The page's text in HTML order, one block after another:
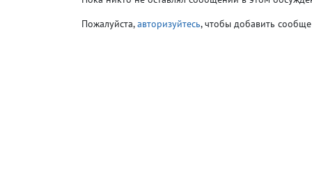
Пожалуйста,авторизуйтесь, чтобы добавить